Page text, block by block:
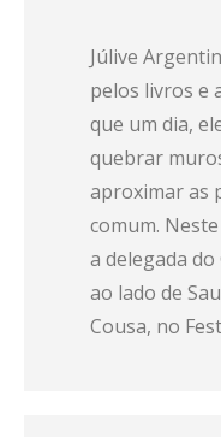
Júlive
pelos livros e
que um dia,
quebrar
aproximar as
comum.
a delegada
ao lado de
Cousa, no